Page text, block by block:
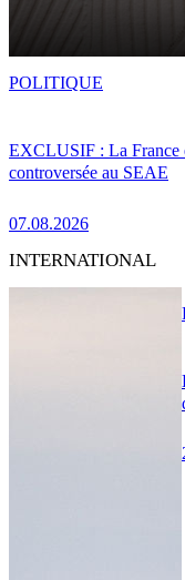
EXCLUSIF : La France
controversée au SEAE
07.08.2026
POLITIQUE
INTERNATIONAL